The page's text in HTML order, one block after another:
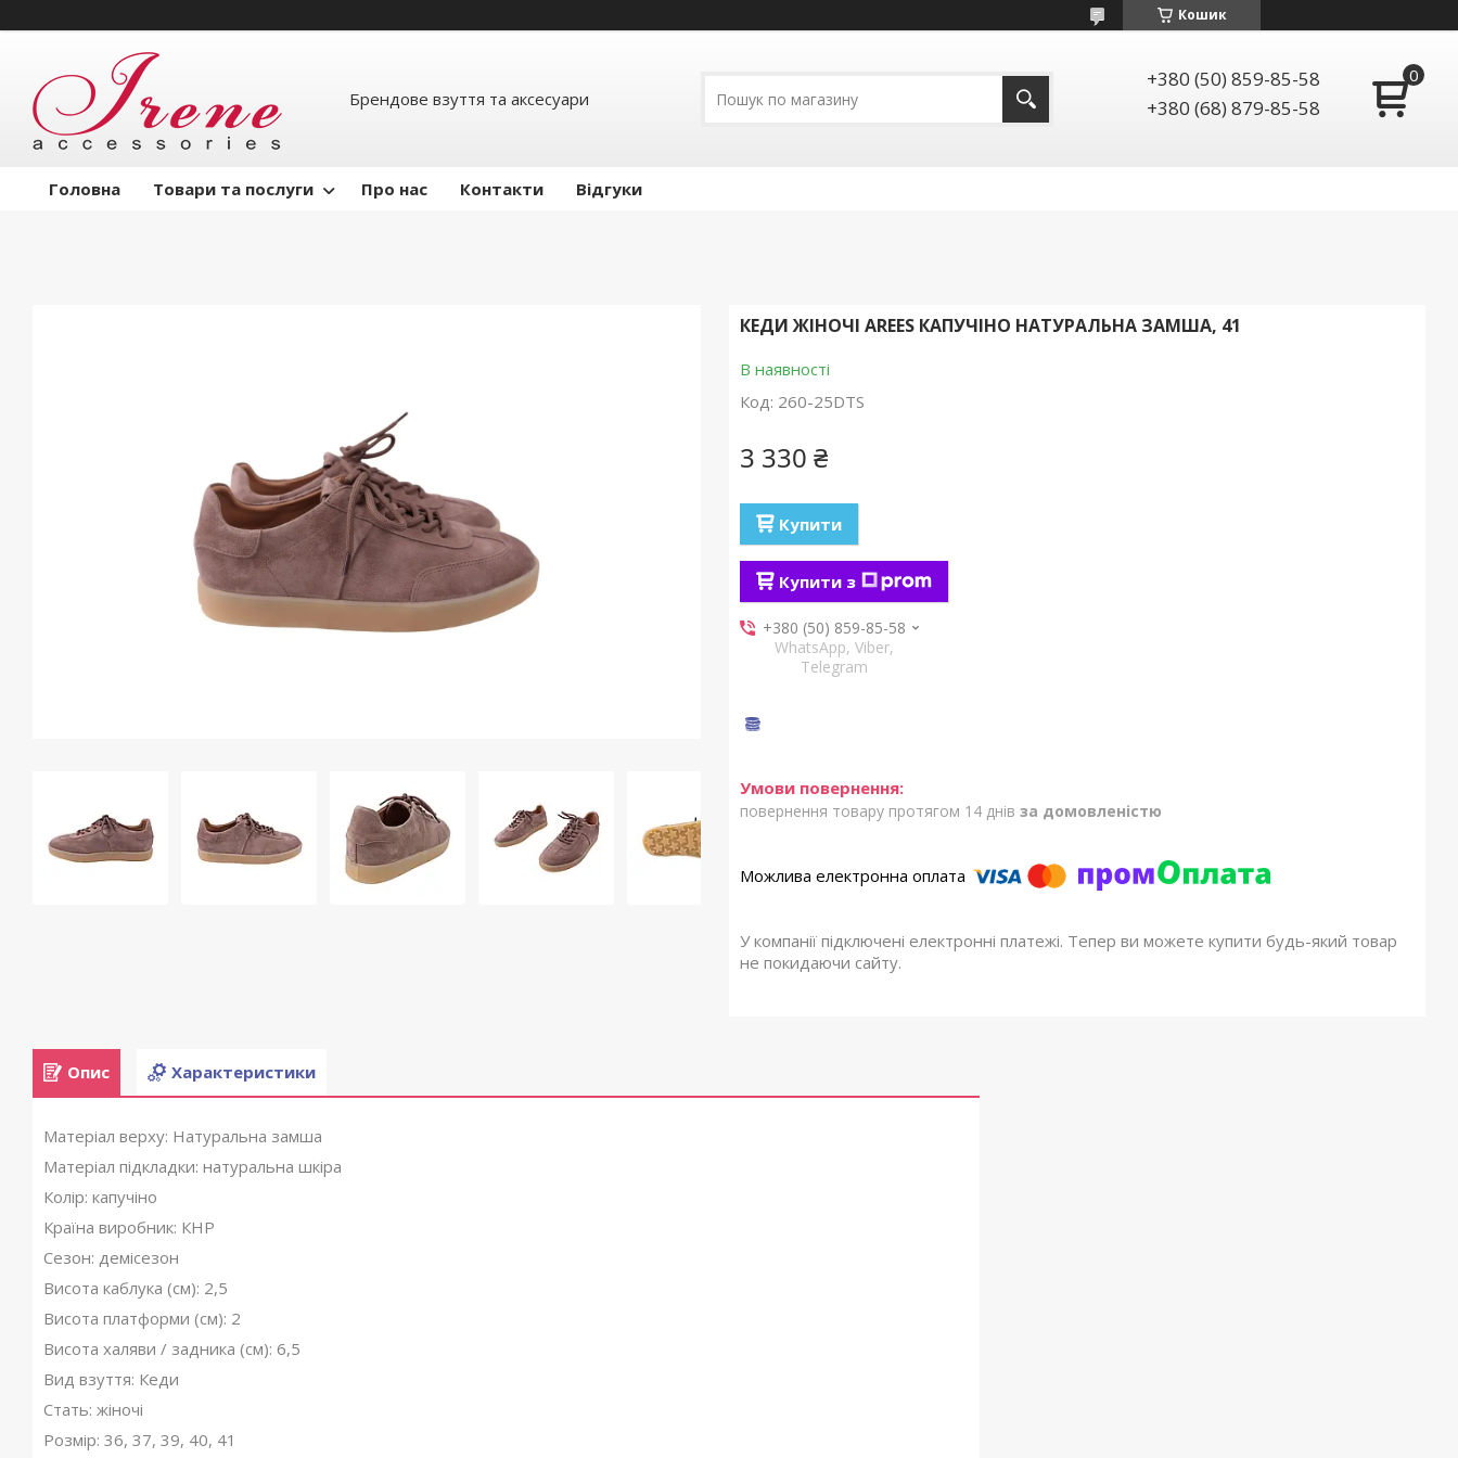
Кошик
Брендове взуття та аксесуари
+380 (50) 859-85-58
+380 (68) 879-85-58
Головна Товари та послуги Про нас Контакти Відгуки
КЕДИ ЖІНОЧІ AREES КАПУЧІНО НАТУРАЛЬНА ЗАМША, 41
В наявності
Код: 260-25DTS
3 330 ₴
Купити
Купити з
+380 (50) 859-85-58
WhatsApp, Viber,
Telegram
повернення товару протягом 14 днів за домовленістю
У компанії підключені електронні платежі. Тепер ви можете купити будь-який товар
не покидаючи сайту.
Опис Характеристики
Матеріал верху: Натуральна замша
Матеріал підкладки: натуральна шкіра
Колір: капучіно
Країна виробник: КНР
Сезон: демісезон
Висота каблука (см): 2,5
Висота платформи (см): 2
Висота халяви / задника (см): 6,5
Вид взуття: Кеди
Стать: жіночі
Розмір: 36, 37, 39, 40, 41